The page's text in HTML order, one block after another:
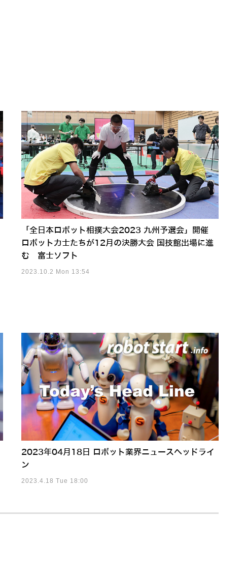
「全日本ロボット相撲大会2023 九州予選会」開催
ロボット力士たちが12月の決勝大会 国技館出場に進
む 富士ソフト
2023.10.2 Mon 13:54
2023年04月18日 ロボット業界ニュースヘッドライ
ン
2023.4.18 Tue 18:00